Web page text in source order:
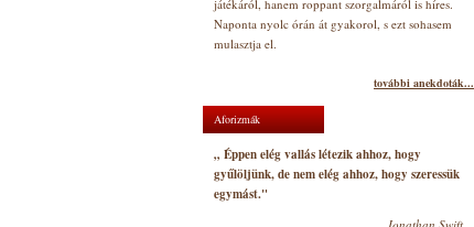
játékáról, hanem roppant szorgalmáról is híres.
Naponta nyolc órán át gyakorol, s ezt sohasem
mulasztja el.
további anekdoták...
Aforizmák
„ Éppen elég vallás létezik ahhoz, hogy
gyűlöljünk, de nem elég ahhoz, hogy szeressük
egymást."